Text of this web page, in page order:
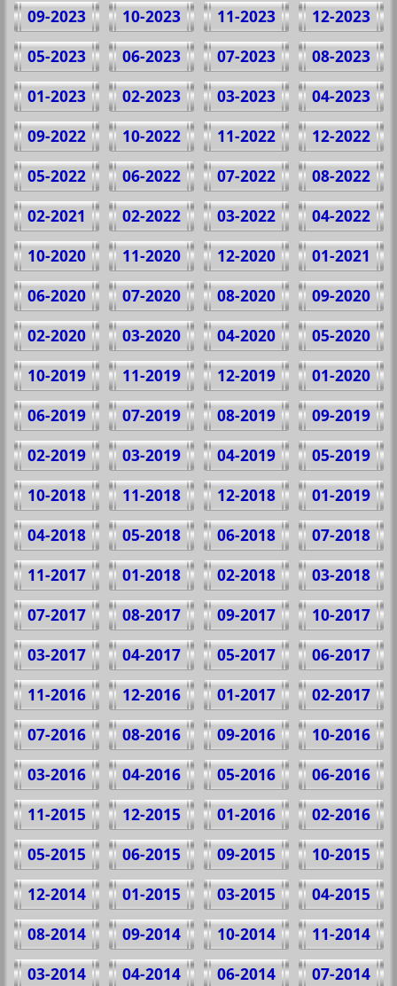
12-2023
11-2023
10-2023
09-2023
08-2023
07-2023
06-2023
05-2023
04-2023
03-2023
02-2023
01-2023
12-2022
11-2022
10-2022
09-2022
08-2022
07-2022
06-2022
05-2022
04-2022
03-2022
02-2022
02-2021
01-2021
12-2020
11-2020
10-2020
09-2020
08-2020
07-2020
06-2020
05-2020
04-2020
03-2020
02-2020
01-2020
12-2019
11-2019
10-2019
09-2019
08-2019
07-2019
06-2019
05-2019
04-2019
03-2019
02-2019
01-2019
12-2018
11-2018
10-2018
07-2018
06-2018
05-2018
04-2018
03-2018
02-2018
01-2018
11-2017
10-2017
09-2017
08-2017
07-2017
06-2017
05-2017
04-2017
03-2017
02-2017
01-2017
12-2016
11-2016
10-2016
09-2016
08-2016
07-2016
06-2016
05-2016
04-2016
03-2016
02-2016
01-2016
12-2015
11-2015
10-2015
09-2015
06-2015
05-2015
04-2015
03-2015
01-2015
12-2014
11-2014
10-2014
09-2014
08-2014
07-2014
06-2014
04-2014
03-2014